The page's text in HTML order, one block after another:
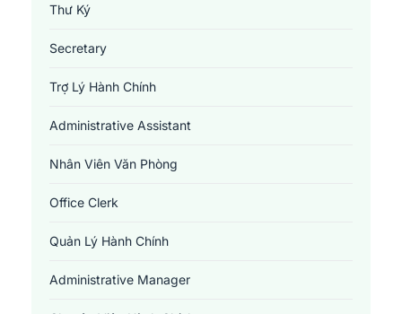
Thành Phố Uông Bí
Thị Xã Đông Triều
Thị Xã Quảng Yên
Thư Ký
Secretary
Trợ Lý Hành Chính
Administrative Assistant
Nhân Viên Văn Phòng
Office Clerk
Quản Lý Hành Chính
Administrative Manager